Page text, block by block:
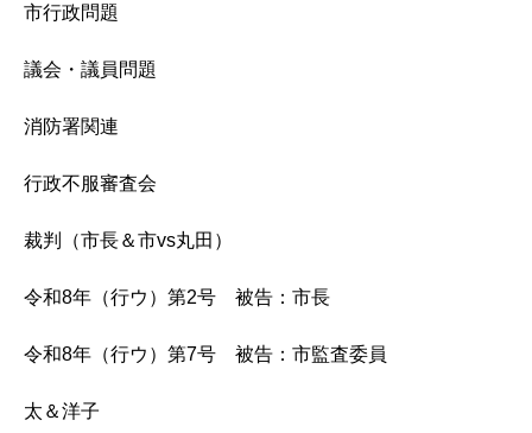
市行政問題
議会・議員問題
消防署関連
行政不服審査会
裁判（市長＆市vs丸田）
令和8年（行ウ）第2号 被告：市長
令和8年（行ウ）第7号 被告：市監査委員
太＆洋子